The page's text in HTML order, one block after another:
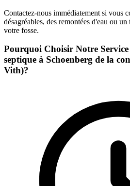
Contactez-nous immédiatement si vous
désagréables, des remontées d'eau ou
votre fosse.
Pourquoi Choisir Notre Service
septique à Schoenberg de la
Vith)?